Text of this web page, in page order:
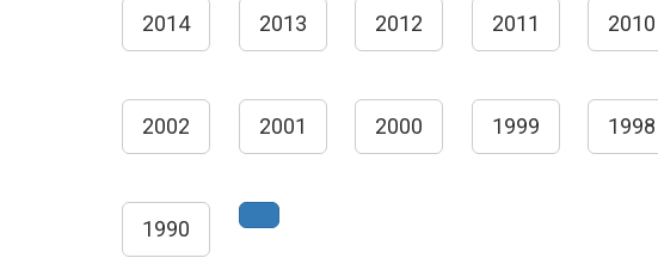
2014 2013 2012 2011 2010
2002 2001 2000 1999 1998
1990